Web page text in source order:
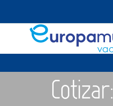
Cotizar: